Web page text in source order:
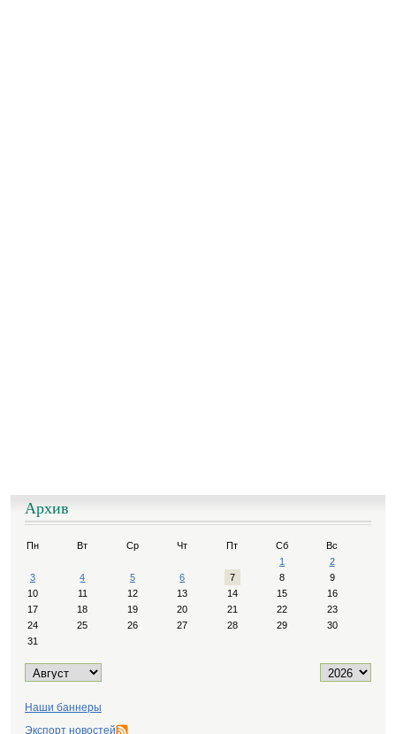
Архив
Пн Вт Ср Чт Пт Сб
Вс
1
2
3
4 5 6 7 8
9
10
11 12 13 14 15
16
17
18 19 20 21 22
23
24
25 26 27 28 29
30
31
Наши баннеры
Экспорт новостей